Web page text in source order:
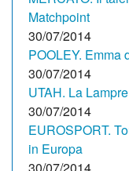
Matchpoint
30/07/2014
POOLEY. Emma
30/07/2014
UTAH. La
30/07/2014
EUROSPORT.
in Europa